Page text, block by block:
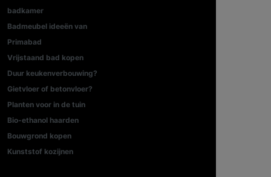
badkamer
Badmeubel ideeën van
Primabad
Vrijstaand bad kopen
Duur keukenverbouwing?
Gietvloer of betonvloer?
Planten voor in de tuin
Bio-ethanol haarden
Bouwgrond kopen
Kunststof kozijnen